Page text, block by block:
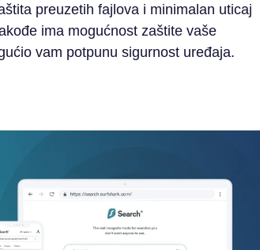
preuzetih fajlova i minimalan uticaj
ima mogućnost zaštite vaše
vam potpunu sigurnost uređaja.